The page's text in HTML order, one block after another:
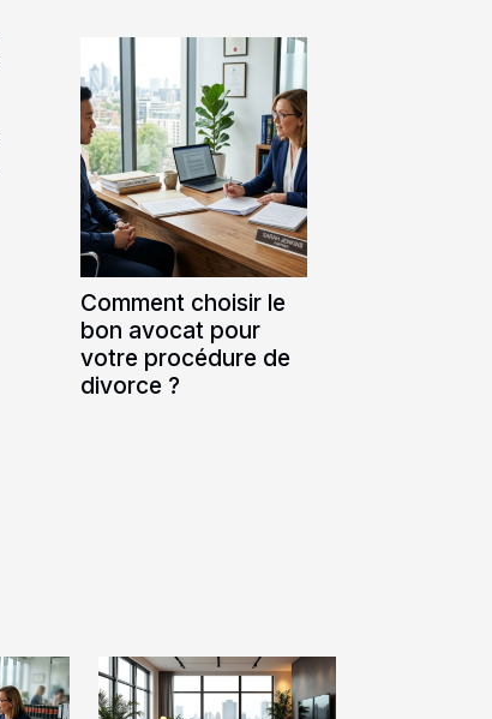
Comment choisir le
bon avocat pour
votre procédure de
divorce ?